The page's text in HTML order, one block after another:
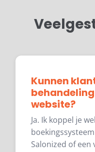
Kunnen
website?
Ja. Ik koppel je
Salonized of